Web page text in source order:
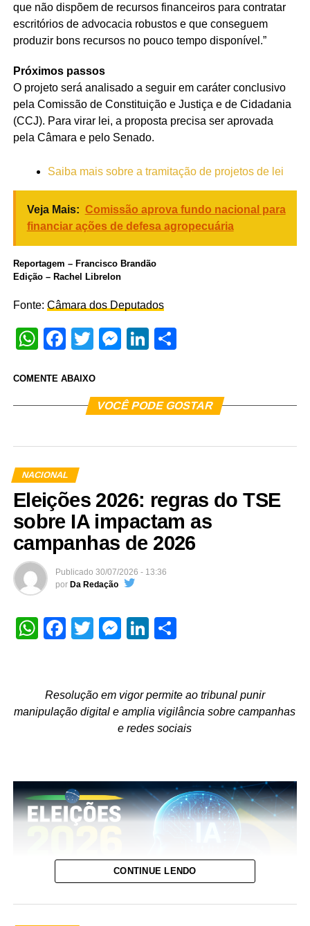
que não dispõem de recursos financeiros para contratar
escritórios de advocacia robustos e que conseguem
produzir bons recursos no pouco tempo disponível.”
Próximos passos
O projeto será analisado a seguir em caráter conclusivo
pela Comissão de Constituição e Justiça e de Cidadania
(CCJ). Para virar lei, a proposta precisa ser aprovada
pela Câmara e pelo Senado.
Saiba mais sobre a tramitação de projetos de lei
Veja Mais: Comissão aprova fundo nacional para
financiar ações de defesa agropecuária
Reportagem – Francisco Brandão
Edição – Rachel Librelon
Fonte: Câmara dos Deputados
WhatsApp
Facebook
Twitter
Messenger
LinkedIn
Share
COMENTE ABAIXO
VOCÊ PODE GOSTAR
NACIONAL
Eleições 2026: regras do TSE
sobre IA impactam as
campanhas de 2026
Publicado 30/07/2026 - 13:36
por Da Redação
WhatsApp
Facebook
Twitter
Messenger
LinkedIn
Share
Resolução em vigor permite ao tribunal punir
manipulação digital e amplia vigilância sobre campanhas
e redes sociais
CONTINUE LENDO